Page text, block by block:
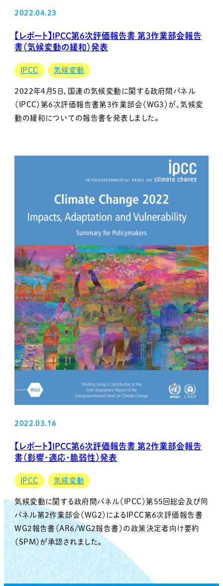
2022.04.23
【レポート】IPCC第6次評価報告書 第3作業部会報告
書（気候変動の緩和）発表
IPCC 気候変動
2022年4月5日、国連の気候変動に関する政府間パネル
（IPCC）第6次評価報告書第3作業部会（WG3）が、気候変
動の緩和についての報告書を発表しました。
2022.03.16
【レポート】IPCC第6次評価報告書 第2作業部会報告
書（影響・適応・脆弱性）発表
IPCC 気候変動
気候変動に関する政府間パネル（IPCC）第55回総会及び同
パネル第２作業部会（WG2）によるIPCC第6次評価報告書
WG2報告書（AR6/WG2報告書）の政策決定者向け要約
（SPM）が承認されました。